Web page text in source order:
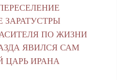
ЗАРАТУСТРЫ
ПО ЖИЗНИ
ЯВИЛСЯ САМ
ЦАРЬ ИРАНА